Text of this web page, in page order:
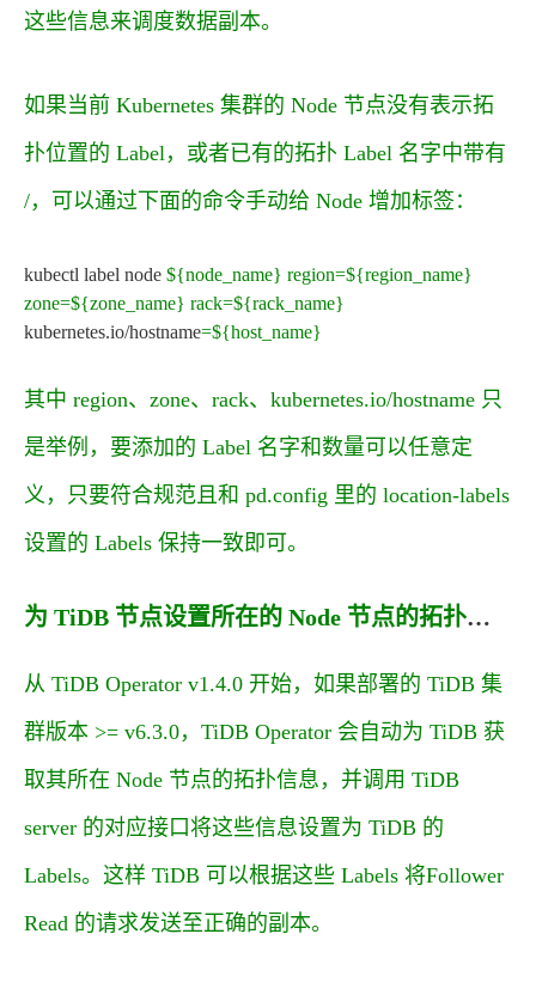
这些信息来调度数据副本。
如果当前 Kubernetes 集群的 Node 节点没有表示拓
扑位置的 Label，或者已有的拓扑 Label 名字中带有
/，可以通过下面的命令手动给 Node 增加标签：
kubectl label node ${node_name} region=${region_name}
zone=${zone_name} rack=${rack_name}
kubernetes.io/hostname=${host_name}
其中 region、 zone、 rack、 kubernetes.io/hostname 只
是举例，要添加的 Label 名字和数量可以任意定
义，只要符合规范且和 pd.config 里的 location-labels
设置的 Labels 保持一致即可。
为 TiDB 节点设置所在的 Node 节点的拓扑信息
从 TiDB Operator v1.4.0 开始，如果部署的 TiDB 集
群版本 >= v6.3.0，TiDB Operator 会自动为 TiDB 获
取其所在 Node 节点的拓扑信息，并调用 TiDB
server 的对应接口将这些信息设置为 TiDB 的
Labels。这样 TiDB 可以根据这些 Labels 将Follower
Read 的请求发送至正确的副本。